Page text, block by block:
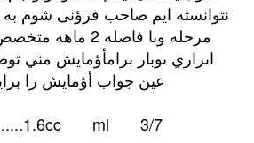
نتوانسته ايم صاحب فرؤنى شوم به
مرحله وبا فاصله 2
اىراري ىوبار برامأؤمايش مني
عين جواب أؤمايش را
ml 3/7